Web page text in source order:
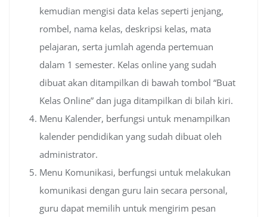
kemudian mengisi data kelas seperti jenjang,
rombel, nama kelas, deskripsi kelas, mata
pelajaran, serta jumlah agenda pertemuan
dalam 1 semester. Kelas online yang sudah
dibuat akan ditampilkan di bawah tombol “Buat
Kelas Online” dan juga ditampilkan di bilah kiri.
Menu Kalender, berfungsi untuk menampilkan
kalender pendidikan yang sudah dibuat oleh
administrator.
Menu Komunikasi, berfungsi untuk melakukan
komunikasi dengan guru lain secara personal,
guru dapat memilih untuk mengirim pesan